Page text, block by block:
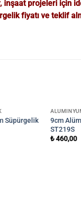
projeleri için
fiyatı ve teklif
Süpürgelik
9cm
ST219S
₺460,00